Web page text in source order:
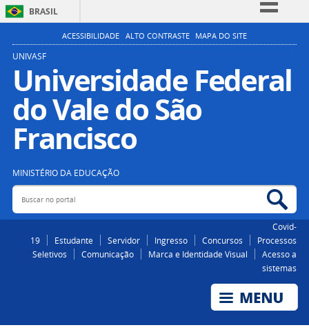
BRASIL
Simplifique!
Participe
Acesso à informação
Legislação
ACESSIBILIDADE ALTO CONTRASTE MAPA DO SITE
UNIVASF
Universidade Federal
do Vale do São
Francisco
MINISTÉRIO DA EDUCAÇÃO
Buscar no portal
Covid-
19
Estudante Servidor Ingresso Concursos
Processos
Seletivos
Comunicação Marca e Identidade Visual
Acesso a
sistemas